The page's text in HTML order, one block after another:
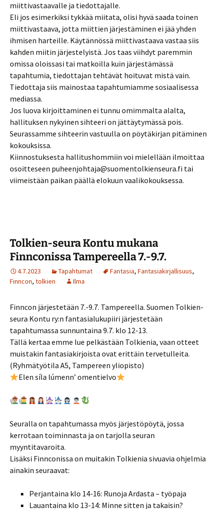
miittivastaavalle ja tiedottajalle.
Eli jos esimerkiksi tykkää miitata, olisi hyvä saada toinen
miittivastaava, jotta miittien järjestäminen ei jää yhden
ihmisen harteille. Käytännössä miittivastaava vastaa siis
kahden miitin järjestelyistä. Jos taas viihdyt paremmin
omissa oloissasi tai matkoilla kuin järjestämässä
tapahtumia, tiedottajan tehtävät hoituvat mistä vain.
Tiedottaja siis mainostaa tapahtumiamme sosiaalisessa
mediassa.
Jos luova kirjoittaminen ei tunnu omimmalta alalta,
hallituksen nykyinen sihteeri on jättäytymässä pois.
Seurassamme sihteerin vastuulla on pöytäkirjan pitäminen
kokouksissa.
Kiinnostuksesta hallitushommiin voi mielellään ilmoittaa
osoitteseen puheenjohtaja@suomentolkienseura.fi tai
viimeistään paikan päällä elokuun vaalikokouksessa.
Tolkien-seura Kontu mukana
Finnconissa Tampereella 7.-9.7.
4.7.2023 Tapahtumat Fantasia, Fantasiakirjallisuus,
Finncon, tolkien Ilma
Finncon järjestetään 7.-9.7. Tampereella. Suomen Tolkien-
seura Kontu ry:n fantasialukupiiri järjestetään
tapahtumassa sunnuntaina 9.7. klo 12-13.
Tällä kertaa emme lue pelkästään Tolkienia, vaan otteet
muistakin fantasiakirjoista ovat erittäin tervetulleita.
(Ryhmätyötila A5, Tampereen yliopisto)
Elen síla lúmenn’ omentielvo
Seuralla on tapahtumassa myös järjestöpöytä, jossa
kerrotaan toiminnasta ja on tarjolla seuran
myyntitavaroita.
Lisäksi Finnconissa on muitakin Tolkienia sivuavia ohjelmia
ainakin seuraavat:
Perjantaina klo 14-16: Runoja Ardasta – työpaja
Lauantaina klo 13-14: Minne sitten ja takaisin?